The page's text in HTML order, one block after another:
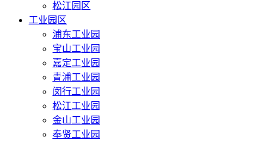
松江园区
工业园区
浦东工业园
宝山工业园
嘉定工业园
青浦工业园
闵行工业园
松江工业园
金山工业园
奉贤工业园